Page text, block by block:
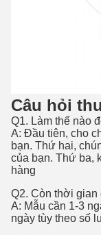
Câu hỏi
Q1. Làm thế nào
A: Đầu tiên, cho
bạn. Thứ hai,
của bạn. Thứ ba,
hàng
Q2. Còn thời gian
A: Mẫu cần 1-3
ngày tùy theo số